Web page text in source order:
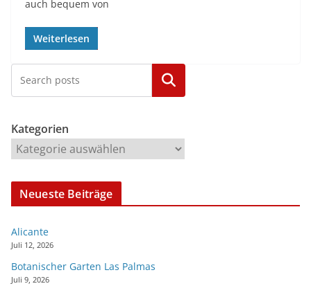
auch bequem von
Weiterlesen
Kategorien
Kategorien
Neueste Beiträge
Alicante
Juli 12, 2026
Botanischer Garten Las Palmas
Juli 9, 2026